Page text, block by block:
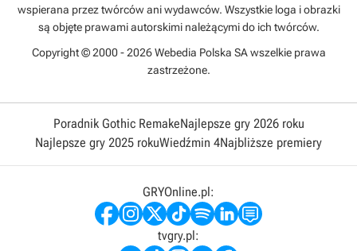
wspierana przez twórców ani wydawców. Wszystkie loga i obrazki
są objęte prawami autorskimi należącymi do ich twórców.
Copyright © 2000 - 2026 Webedia Polska SA wszelkie prawa
zastrzeżone.
Poradnik Gothic RemakeNajlepsze gry 2026 roku
Najlepsze gry 2025 rokuWiedźmin 4Najbliższe premiery
GRYOnline.pl:
tvgry.pl: